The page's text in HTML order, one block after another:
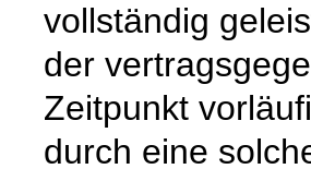
vollständig
der
Zeitpunkt
durch eine